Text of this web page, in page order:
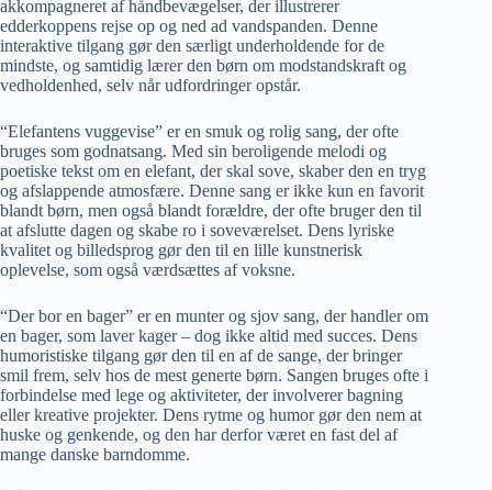
akkompagneret af håndbevægelser, der illustrerer
edderkoppens rejse op og ned ad vandspanden. Denne
interaktive tilgang gør den særligt underholdende for de
mindste, og samtidig lærer den børn om modstandskraft og
vedholdenhed, selv når udfordringer opstår.
“Elefantens vuggevise” er en smuk og rolig sang, der ofte
bruges som godnatsang. Med sin beroligende melodi og
poetiske tekst om en elefant, der skal sove, skaber den en tryg
og afslappende atmosfære. Denne sang er ikke kun en favorit
blandt børn, men også blandt forældre, der ofte bruger den til
at afslutte dagen og skabe ro i soveværelset. Dens lyriske
kvalitet og billedsprog gør den til en lille kunstnerisk
oplevelse, som også værdsættes af voksne.
“Der bor en bager” er en munter og sjov sang, der handler om
en bager, som laver kager – dog ikke altid med succes. Dens
humoristiske tilgang gør den til en af de sange, der bringer
smil frem, selv hos de mest generte børn. Sangen bruges ofte i
forbindelse med lege og aktiviteter, der involverer bagning
eller kreative projekter. Dens rytme og humor gør den nem at
huske og genkende, og den har derfor været en fast del af
mange danske barndomme.